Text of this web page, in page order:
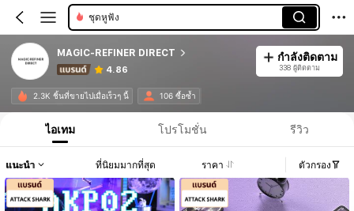
ชุดหูฟัง
MAGIC-REFINER DIRECT
4.86
กำลังติดตาม
338 ผู้ติดตาม
2.3K ชิ้นที่ขายไปเมื่อเร็วๆ นี้ 106 ซื้อซ้ำ
ไอเทม โปรโมชั่น รีวิว
แนะนำ ที่นิยมมากที่สุด ราคา ตัวกรอง